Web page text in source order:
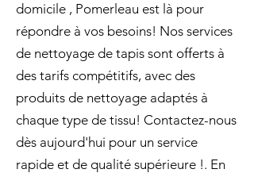
domicile , Pomerleau est là pour
répondre à vos besoins! Nos services
de nettoyage de tapis sont offerts à
des tarifs compétitifs, avec des
produits de nettoyage adaptés à
chaque type de tissu! Contactez-nous
dès aujourd'hui pour un service
rapide et de qualité supérieure !. En